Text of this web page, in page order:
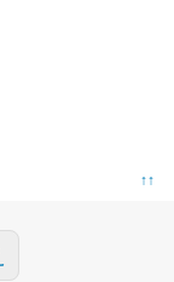
↑↑